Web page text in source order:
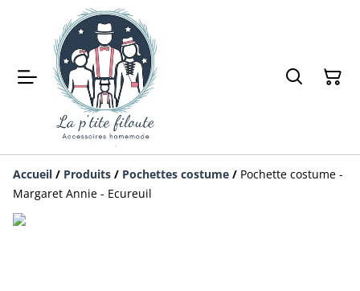
Accueil / Produits / Pochettes costume / Pochette costume -
Margaret Annie - Ecureuil